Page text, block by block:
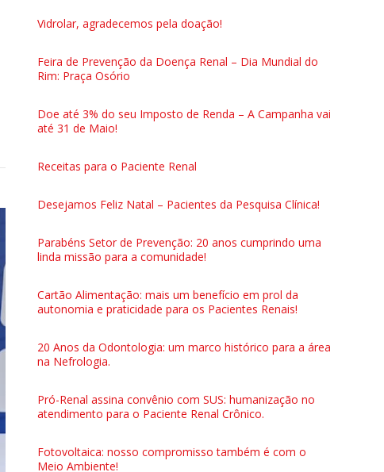
Vidrolar, agradecemos pela doação!
Feira de Prevenção da Doença Renal – Dia Mundial do
Rim: Praça Osório
Doe até 3% do seu Imposto de Renda – A Campanha vai
até 31 de Maio!
Receitas para o Paciente Renal
Desejamos Feliz Natal – Pacientes da Pesquisa Clínica!
Parabéns Setor de Prevenção: 20 anos cumprindo uma
linda missão para a comunidade!
Cartão Alimentação: mais um benefício em prol da
autonomia e praticidade para os Pacientes Renais!
20 Anos da Odontologia: um marco histórico para a área
na Nefrologia.
Pró-Renal assina convênio com SUS: humanização no
atendimento para o Paciente Renal Crônico.
Fotovoltaica: nosso compromisso também é com o
Meio Ambiente!